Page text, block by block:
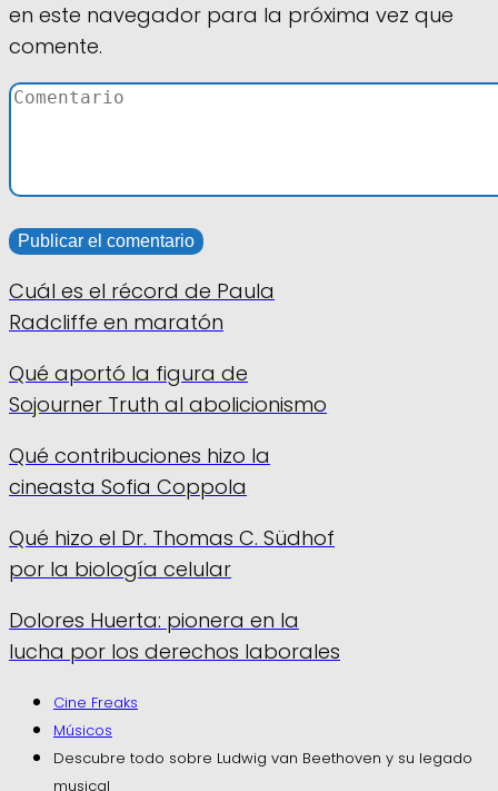
en este navegador para la próxima vez que
comente.
Cuál es el récord de Paula
Radcliffe en maratón
Qué aportó la figura de
Sojourner Truth al abolicionismo
Qué contribuciones hizo la
cineasta Sofia Coppola
Qué hizo el Dr. Thomas C. Südhof
por la biología celular
Dolores Huerta: pionera en la
lucha por los derechos laborales
Cine Freaks
Músicos
Descubre todo sobre Ludwig van Beethoven y su legado
musical